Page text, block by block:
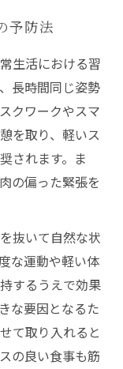
予防法
生活における習
長時間同じ姿勢
クワークやスマ
を取り、軽いス
されます。ま
の偏った緊張を
抜いて自然な状
な運動や軽い体
するうえで効果
な要因となるた
て取り入れると
の良い食事も筋